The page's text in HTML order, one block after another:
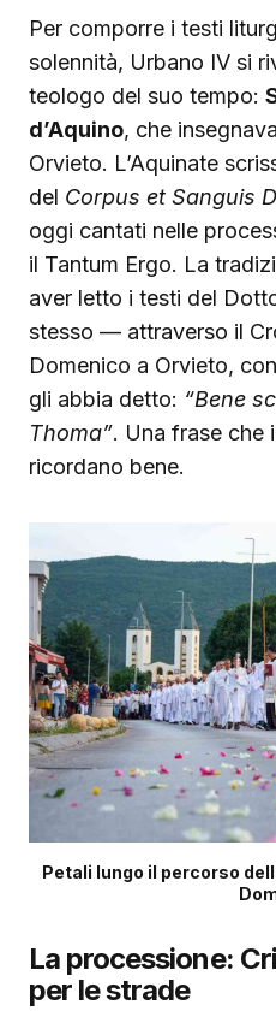
Per comporre i testi
solennità, Urbano IV si
teologo del suo tempo:
d’Aquino, che
Orvieto. L’Aquinate
del Corpus et Sanguis
oggi cantati nelle
il Tantum Ergo. La
aver letto i testi del
stesso — attraverso il
Domenico a Orvieto,
gli abbia detto: “Bene
Thoma”. Una frase che
ricordano bene.
Petali lungo il percorso
La processione:
per le strade